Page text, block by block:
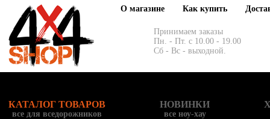
О магазине Как купить
Принимаем заказы
Пн. - Пт. с 10.00 - 19.00
Сб - Вс - выходной.
КАТАЛОГ ТОВАРОВ
все для вседорожников
НОВИНКИ
все ноу-хау